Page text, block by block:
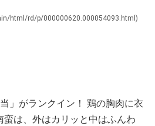
html/rd/p/000000620.000054093.html)
」がランクイン！ 鶏の胸肉に衣
蛮は、外はカリッと中はふんわ